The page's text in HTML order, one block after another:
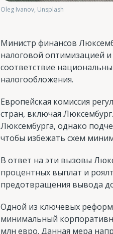
Oleg Ivanov, Unsplash
Министр финансов
налоговой оптимизацией
соответствие
налогообложения.
Европейская комиссия
стран, включая
Люксембурга, однако
чтобы избежать схем
В ответ на эти вызовы
процентных выплат и
предотвращения вывода
Одной из ключевых реформ
минимальный
млн евро. Данная мера